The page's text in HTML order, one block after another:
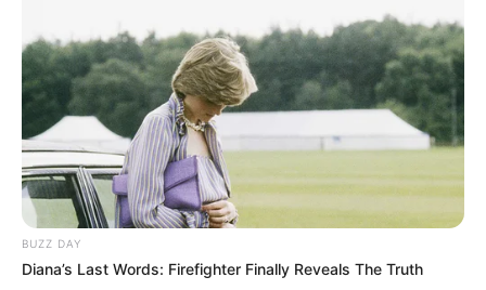
BUZZ DAY
Diana’s Last Words: Firefighter Finally Reveals The Truth